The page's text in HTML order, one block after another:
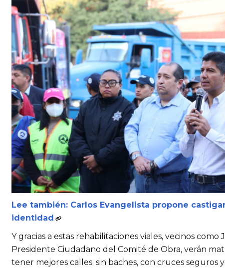
Lee también: Carlos Evangelista propone
identidad
Y gracias a estas rehabilitaciones viales, vecinos como
Presidente Ciudadano del Comité de Obra, verán
tener mejores calles: sin baches, con cruces seguros y